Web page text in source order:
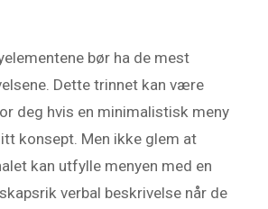
bør ha de mest
Dette trinnet kan være
deg hvis en minimalistisk meny
konsept. Men ikke glem at
kan utfylle menyen med en
verbal beskrivelse når de